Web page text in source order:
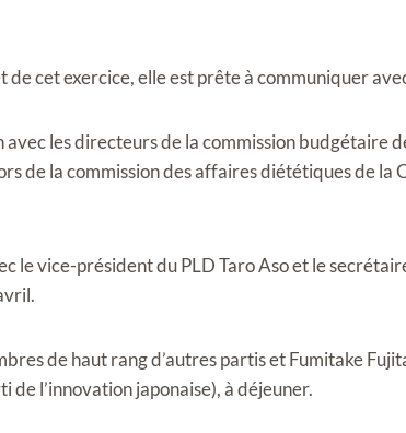
de cet exercice, elle est prête à communiquer
les directeurs de la commission budgétaire
de la commission des affaires diététiques de la
le vice-président du PLD Taro Aso et le
de haut rang d’autres partis et Fumitake
de l’innovation japonaise), à ​​déjeuner.